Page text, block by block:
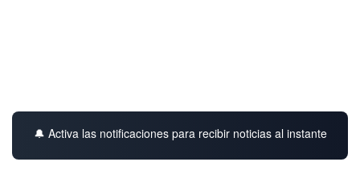
🔔 Activa las notificaciones para recibir noticias al instante